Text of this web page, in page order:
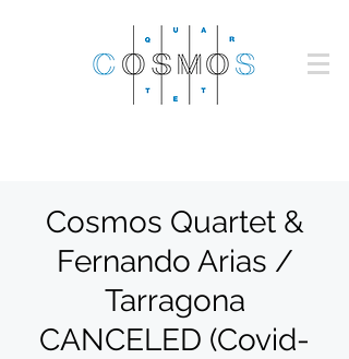
Cosmos Quartet &
Fernando Arias /
Tarragona
CANCELED (Covid-